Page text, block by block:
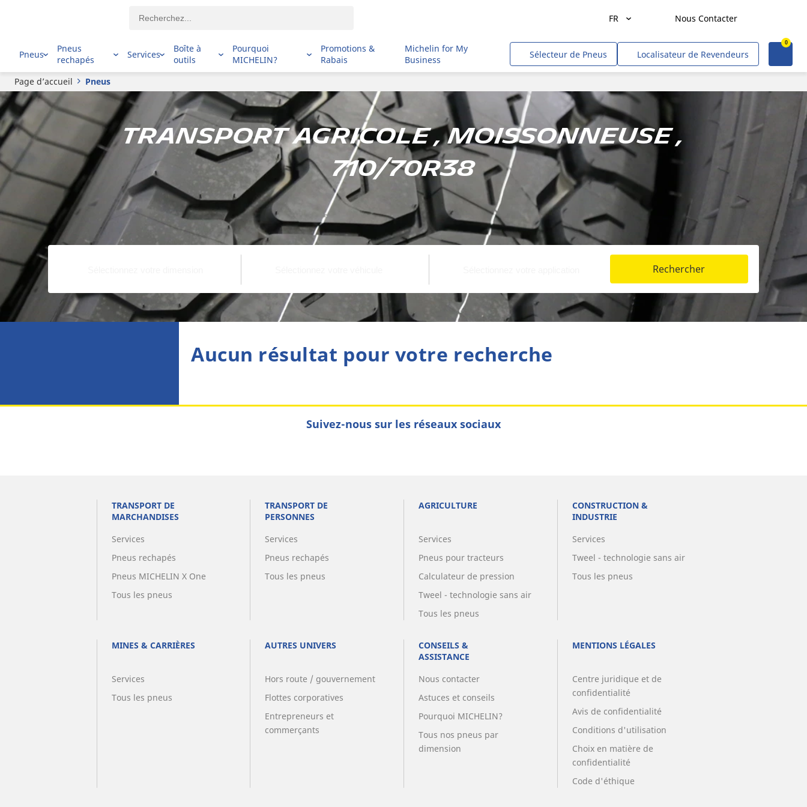
FR Nous Contacter
Transport de marchandises
Transport de personnes
Mines et carrières
Construction & industrie
Entrepreneurs & commerçants
Hors route/gouvernement
Voitures, VUS
0
Pneus
Pneus
rechapés
Services
Boîte à
outils
Pourquoi
MICHELIN?
Promotions &
Rabais
Michelin for My
Business
Sélecteur de Pneus Localisateur de Revendeurs
Page d’accueil Pneus
Transport agricole , Moissonneuse ,
710/70R38
Rechercher
Aucun résultat pour votre recherche
Suivez-nous sur les réseaux sociaux
TRANSPORT DE
MARCHANDISES
Services
Pneus rechapés
Pneus MICHELIN X One
Tous les pneus
TRANSPORT DE
PERSONNES
Services
Pneus rechapés
Tous les pneus
AGRICULTURE
Services
Pneus pour tracteurs
Calculateur de pression
Tweel - technologie sans air
Tous les pneus
CONSTRUCTION &
INDUSTRIE
Services
Tweel - technologie sans air
Tous les pneus
MINES & CARRIÈRES
Services
Tous les pneus
AUTRES UNIVERS
Hors route / gouvernement
Flottes corporatives
Entrepreneurs et
commerçants
CONSEILS &
ASSISTANCE
Nous contacter
Astuces et conseils
Pourquoi MICHELIN?
Tous nos pneus par
dimension
MENTIONS LÉGALES
Centre juridique et de
confidentialité
Avis de confidentialité
Conditions d'utilisation
Choix en matière de
confidentialité
Code d'éthique